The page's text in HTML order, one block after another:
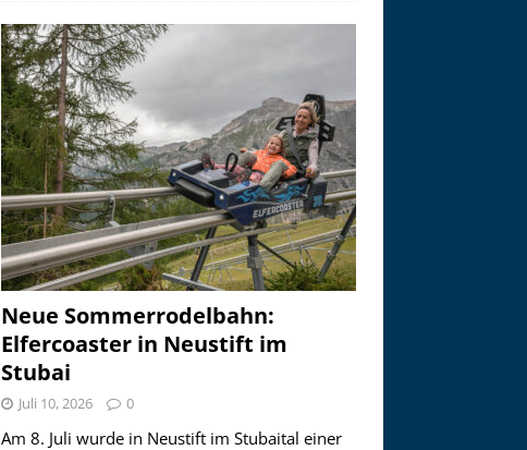
Neue Sommerrodelbahn:
Elfercoaster in Neustift im
Stubai
Juli 10, 2026 0
Am 8. Juli wurde in Neustift im Stubaital einer